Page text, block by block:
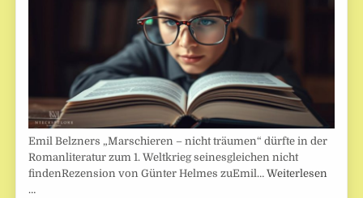
Emil Belzners „Marschieren – nicht träumen“ dürfte in der
Romanliteratur zum 1. Weltkrieg seinesgleichen nicht
findenRezension von Günter Helmes zuEmil…Weiterlesen
…